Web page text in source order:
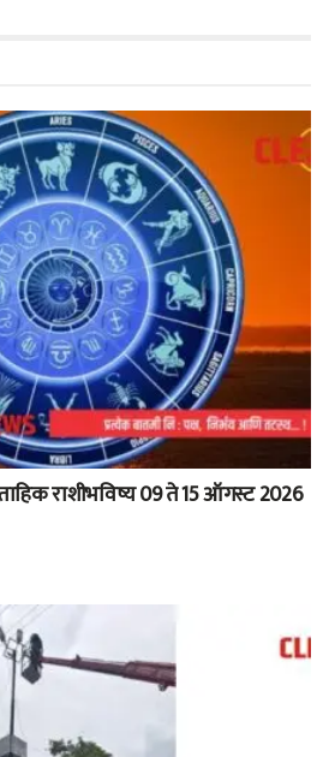
राशीभविष्य 09 ते 15 ऑगस्ट 2026